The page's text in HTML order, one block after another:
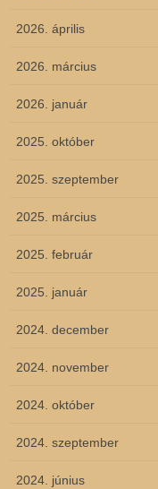
2026. április
2026. március
2026. január
2025. október
2025. szeptember
2025. március
2025. február
2025. január
2024. december
2024. november
2024. október
2024. szeptember
2024. június